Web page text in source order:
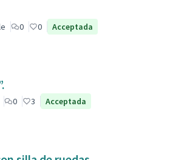
0 0 Acceptada
0 3 Acceptada